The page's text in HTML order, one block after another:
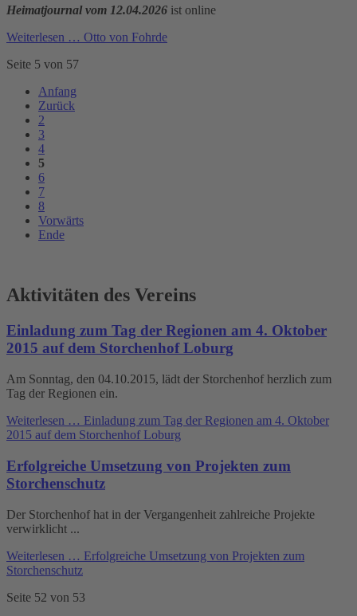
Heimatjournal vom 12.04.2026 ist online
Weiterlesen … Otto von Fohrde
Seite 5 von 57
Anfang
Zurück
2
3
4
5
6
7
8
Vorwärts
Ende
Aktivitäten des Vereins
Einladung zum Tag der Regionen am 4. Oktober
2015 auf dem Storchenhof Loburg
Am Sonntag, den 04.10.2015, lädt der Storchenhof herzlich zum
Tag der Regionen ein.
Weiterlesen … Einladung zum Tag der Regionen am 4. Oktober
2015 auf dem Storchenhof Loburg
Erfolgreiche Umsetzung von Projekten zum
Storchenschutz
Der Storchenhof hat in der Vergangenheit zahlreiche Projekte
verwirklicht ...
Weiterlesen … Erfolgreiche Umsetzung von Projekten zum
Storchenschutz
Seite 52 von 53